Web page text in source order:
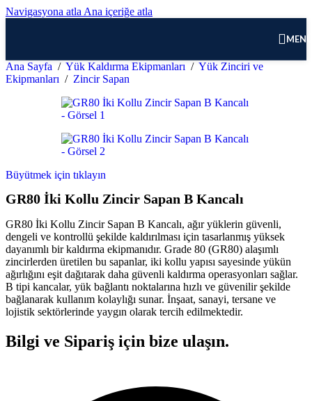
Navigasyona atla Ana içeriğe atla
Ana Sayfa / Yük Kaldırma Ekipmanları / Yük Zinciri ve
Ekipmanları / Zincir Sapan
Büyütmek için tıklayın
GR80 İki Kollu Zincir Sapan B Kancalı
GR80 İki Kollu Zincir Sapan B Kancalı, ağır yüklerin güvenli,
dengeli ve kontrollü şekilde kaldırılması için tasarlanmış yüksek
dayanımlı bir kaldırma ekipmanıdır. Grade 80 (GR80) alaşımlı
zincirlerden üretilen bu sapanlar, iki kollu yapısı sayesinde yükün
ağırlığını eşit dağıtarak daha güvenli kaldırma operasyonları sağlar.
B tipi kancalar, yük bağlantı noktalarına hızlı ve güvenilir şekilde
bağlanarak kullanım kolaylığı sunar. İnşaat, sanayi, tersane ve
lojistik sektörlerinde yaygın olarak tercih edilmektedir.
Bilgi ve Sipariş için bize ulaşın.